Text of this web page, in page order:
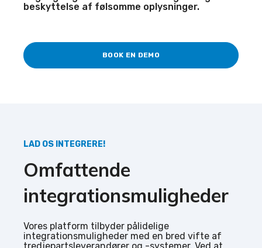
beskyttelse af følsomme oplysninger.
BOOK EN DEMO
LAD OS INTEGRERE!
Omfattende
integrationsmuligheder
Vores platform tilbyder pålidelige
integrationsmuligheder med en bred vifte af